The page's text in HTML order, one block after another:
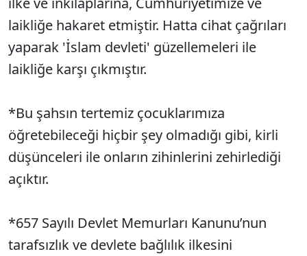
laikliğe hakaret etmiştir. Hatta cihat çağrıları
yaparak 'İslam devleti' güzellemeleri ile
laikliğe karşı çıkmıştır.
*Bu şahsın tertemiz çocuklarımıza
öğretebileceği hiçbir şey olmadığı gibi, kirli
düşünceleri ile onların zihinlerini zehirlediği
açıktır.
*657 Sayılı Devlet Memurları Kanunu’nun
tarafsızlık ve devlete bağlılık ilkesini